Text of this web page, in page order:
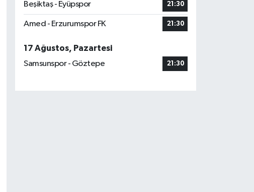
Beşiktaş - Eyüpspor 21:30
Amed - Erzurumspor FK 21:30
17 Ağustos, Pazartesi
Samsunspor - Göztepe
21:30